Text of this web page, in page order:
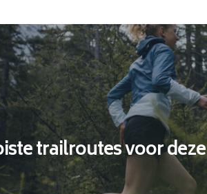
trailroutes voor deze